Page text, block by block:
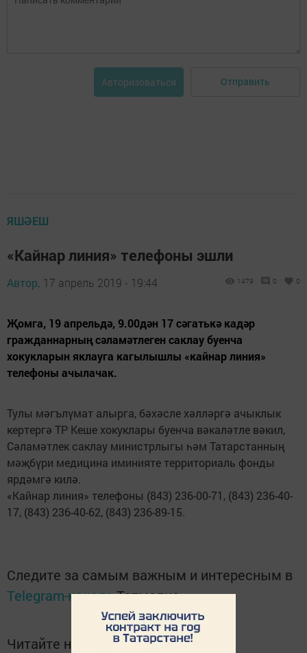
Авторизоваться Отправить
ЯШӘЕШ
«Кайнар линия» телефоны эшли
Автор, 17 апрель 2019 - 19:44 1479 0 0
Җомга, 19 апрельдә, 9.00дән 17 сәгатькә кадәр
гражданнарның сәламәтлеген саклау буенча
хокукларын яклауга кагылышлы «кайнар линия»
телефоны ачылачак.
Тулы мәгълүмат алырга, бәхәсле хәлләргә ачыклык
кертергә ТР Кеше хокуклары буенча вәкаләтле вәкил,
Сәламәтлек саклау министрлыгы һәм Татарстанның
мәҗбүри медицина иминия­те территориаль фонды
ярдәмгә килә.
«Кайнар линия» телефоны (843) 236-00-71, (843) 236-40-
17, (843) 236-40-62, (843) 236-89-15.
Следите за самым важным и интересным в
Telegram-каналеТатмедиа
Читайте новости Татарстана в